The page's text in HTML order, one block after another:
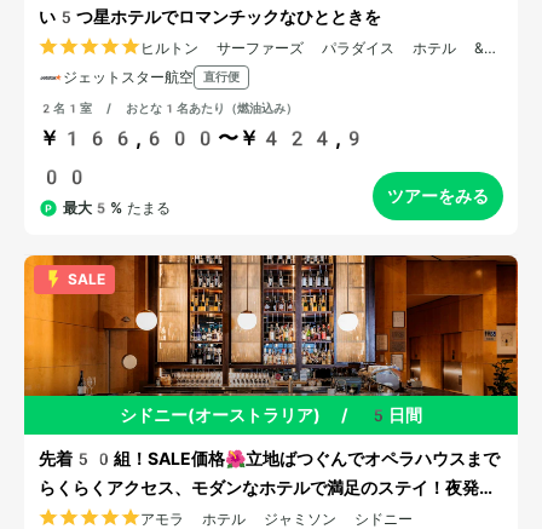
い5つ星ホテルでロマンチックなひとときを
ヒルトン サーファーズ パラダイス ホテル &
レジデンス
ジェットスター航空 直行便
2名1室 / おとな1名あたり（燃油込み）
￥166,600〜￥424,9
00
最大5% たまる
ツアーをみる
SALE
シドニー(オーストラリア) / 5日間
先着50組！SALE価格🌺立地ばつぐんでオペラハウスまで
らくらくアクセス、モダンなホテルで満足のステイ！夜発＆
お昼帰り
アモラ ホテル ジャミソン シドニー